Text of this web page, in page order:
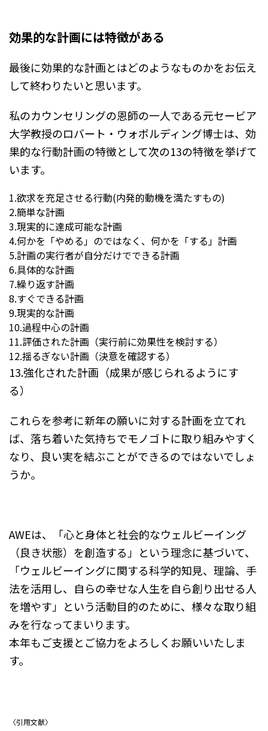
効果的な計画には特徴がある
最後に効果的な計画とはどのようなものかをお伝え
して終わりたいと思います。
私のカウンセリングの恩師の一人である元セービア
大学教授のロバート・ウォボルディング博士は、効
果的な行動計画の特徴として次の13の特徴を挙げて
います。
1.欲求を充足させる行動(内発的動機を満たすもの)
2.簡単な計画
3.現実的に達成可能な計画
4.何かを「やめる」のではなく、何かを「する」計画
5.計画の実行者が自分だけでできる計画
6.具体的な計画
7.繰り返す計画
8.すぐできる計画
9.現実的な計画
10.過程中心の計画
11.評価された計画（実行前に効果性を検討する）
12.揺るぎない計画（決意を確認する）
13.強化された計画（成果が感じられるようにす
る）
これらを参考に新年の願いに対する計画を立てれ
ば、落ち着いた気持ちでモノゴトに取り組みやすく
なり、良い実を結ぶことができるのではないでしょ
うか。
AWEは、「心と身体と社会的なウェルビーイング
（良き状態）を創造する」という理念に基づいて、
「ウェルビーイングに関する科学的知見、理論、手
法を活用し、自らの幸せな人生を自ら創り出せる人
を増やす」という活動目的のために、様々な取り組
みを行なってまいります。
本年もご支援とご協力をよろしくお願いいたしま
す。
〈引用文献〉